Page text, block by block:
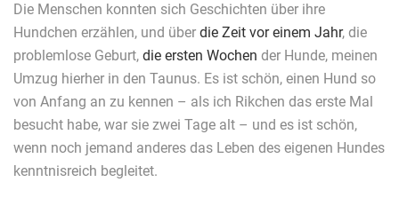
Die Menschen konnten sich Geschichten über ihre
Hundchen erzählen, und über die Zeit vor einem Jahr, die
problemlose Geburt, die ersten Wochen der Hunde, meinen
Umzug hierher in den Taunus. Es ist schön, einen Hund so
von Anfang an zu kennen – als ich Rikchen das erste Mal
besucht habe, war sie zwei Tage alt – und es ist schön,
wenn noch jemand anderes das Leben des eigenen Hundes
kenntnisreich begleitet.